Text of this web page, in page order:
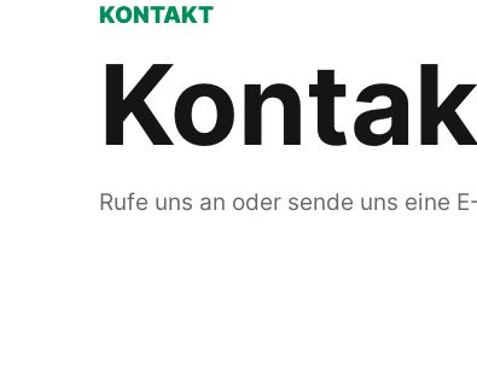
KONTAKT
Rufe uns an oder sende uns eine